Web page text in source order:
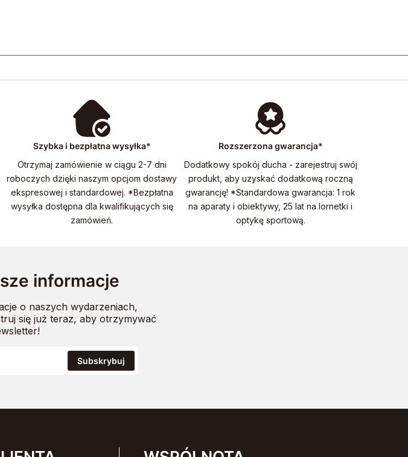
Szybka i bezpłatna wysyłka*
Otrzymaj zamówienie w ciągu 2-7 dni
roboczych dzięki naszym opcjom dostawy
ekspresowej i standardowej. *Bezpłatna
wysyłka dostępna dla kwalifikujących się
zamówień.
Rozszerzona gwarancja*
Dodatkowy spokój ducha - zarejestruj swój
produkt, aby uzyskać dodatkową roczną
gwarancję! *Standardowa gwarancja: 1 rok
na aparaty i obiektywy, 25 lat na lornetki i
optykę sportową.
informacje
o naszych wydarzeniach,
się już teraz, aby otrzymywać
Subskrybuj